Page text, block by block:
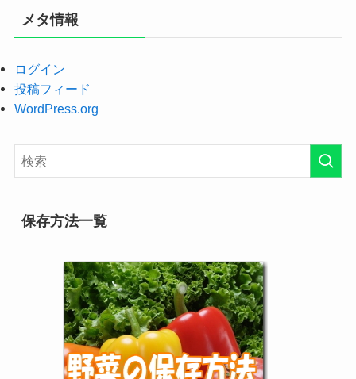
メタ情報
ログイン
投稿フィード
WordPress.org
保存方法一覧